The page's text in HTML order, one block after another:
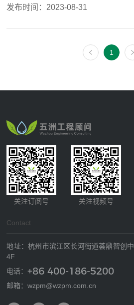
发布时间：2023-08-31
1
关注订阅号 关注视频号
Contact
地址：杭州市滨江区长河街道荟鼎智创
4F
电话：+86 400-186-5200
邮箱：wzpm@wzpm.com.cn